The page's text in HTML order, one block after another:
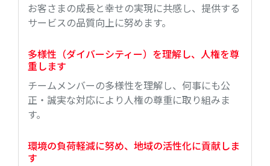
お客さまの成長と幸せの実現に共感し、提供する
サービスの品質向上に努めます。
多様性（ダイバーシティー）を理解し、人権を尊
重します
チームメンバーの多様性を理解し、何事にも公
正・誠実な対応により人権の尊重に取り組みま
す。
環境の負荷軽減に努め、地域の活性化に貢献しま
す